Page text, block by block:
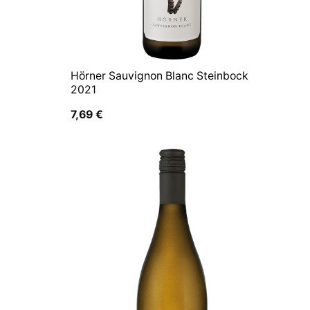
Hörner Sauvignon Blanc Steinbock
2021
7,69 €